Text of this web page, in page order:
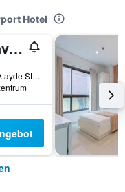
Hotel
Siayan Travellers Inn
Salem Complex, Atayde St., Domestic Road, Manila, Philippinen